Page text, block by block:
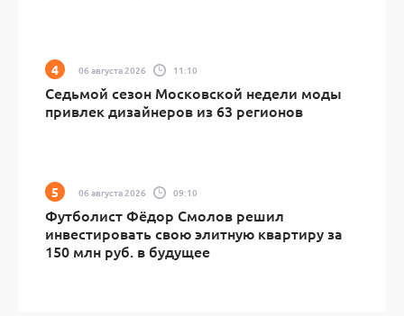
06 августа 2026 11:10
Седьмой сезон Московской недели моды
привлек дизайнеров из 63 регионов
06 августа 2026 09:10
Футболист Фёдор Смолов решил
инвестировать свою элитную квартиру за
150 млн руб. в будущее